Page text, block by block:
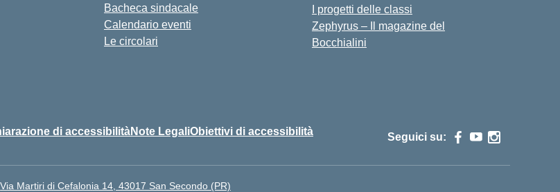
Bacheca sindacale
Calendario eventi
Le circolari
I progetti delle classi
Zephyrus – Il magazine del
Bocchialini
di accessibilitàNote LegaliObiettivi di accessibilità Seguici su:
Via Martiri di Cefalonia 14, 43017 San Secondo (PR)